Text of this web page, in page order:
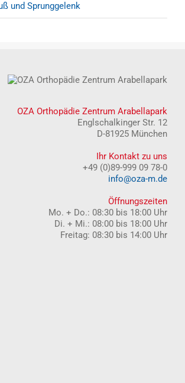
und Sprunggelenk
OZA Orthopädie Zentrum Arabellapark
Englschalkinger Str. 12
D-81925 München
Ihr Kontakt zu uns
+49 (0)89-999 09 78-0
info@oza-m.de
Öffnungszeiten
Mo. + Do.: 08:30 bis 18:00 Uhr
Di. + Mi.: 08:00 bis 18:00 Uhr
Freitag: 08:30 bis 14:00 Uhr